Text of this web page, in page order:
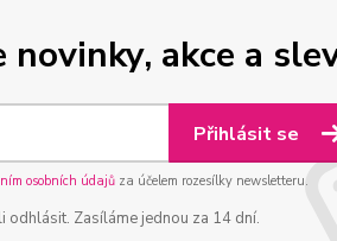
novinky, akce a
Přihlásit se
osobních údajůza účelem rozesílky newsletteru.
odhlásit. Zasíláme jednou za 14 dní.